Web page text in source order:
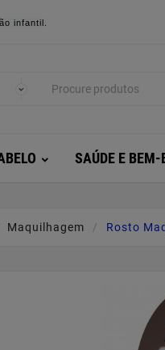
infantil.
SAÚDE E BEM-
Maquilhagem Rosto